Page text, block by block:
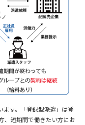
す。「登録型派遣」は登
、短期間で働きたい方にお